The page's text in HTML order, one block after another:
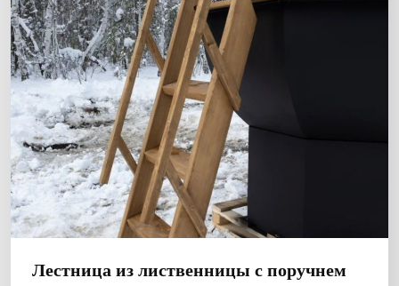
Лестница из лиственницы с поручнем